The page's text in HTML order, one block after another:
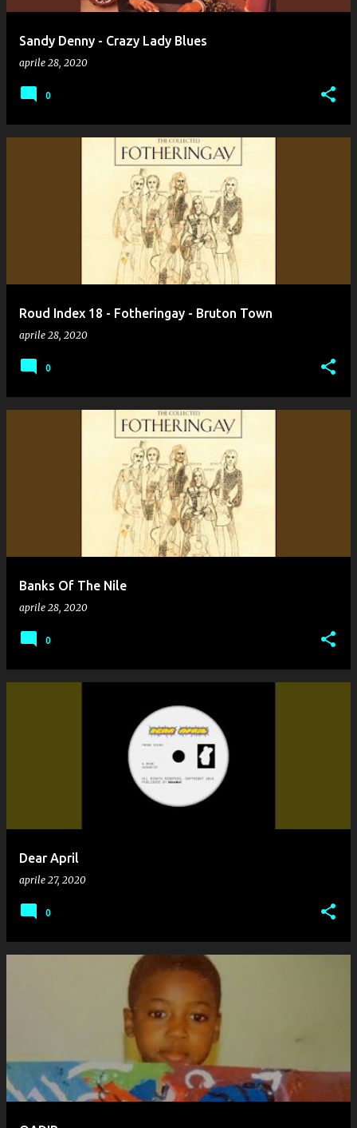
Sandy Denny - Crazy Lady Blues
aprile 28, 2020
0
Roud Index 18 - Fotheringay - Bruton Town
aprile 28, 2020
0
Banks Of The Nile
aprile 28, 2020
0
Dear April
aprile 27, 2020
0